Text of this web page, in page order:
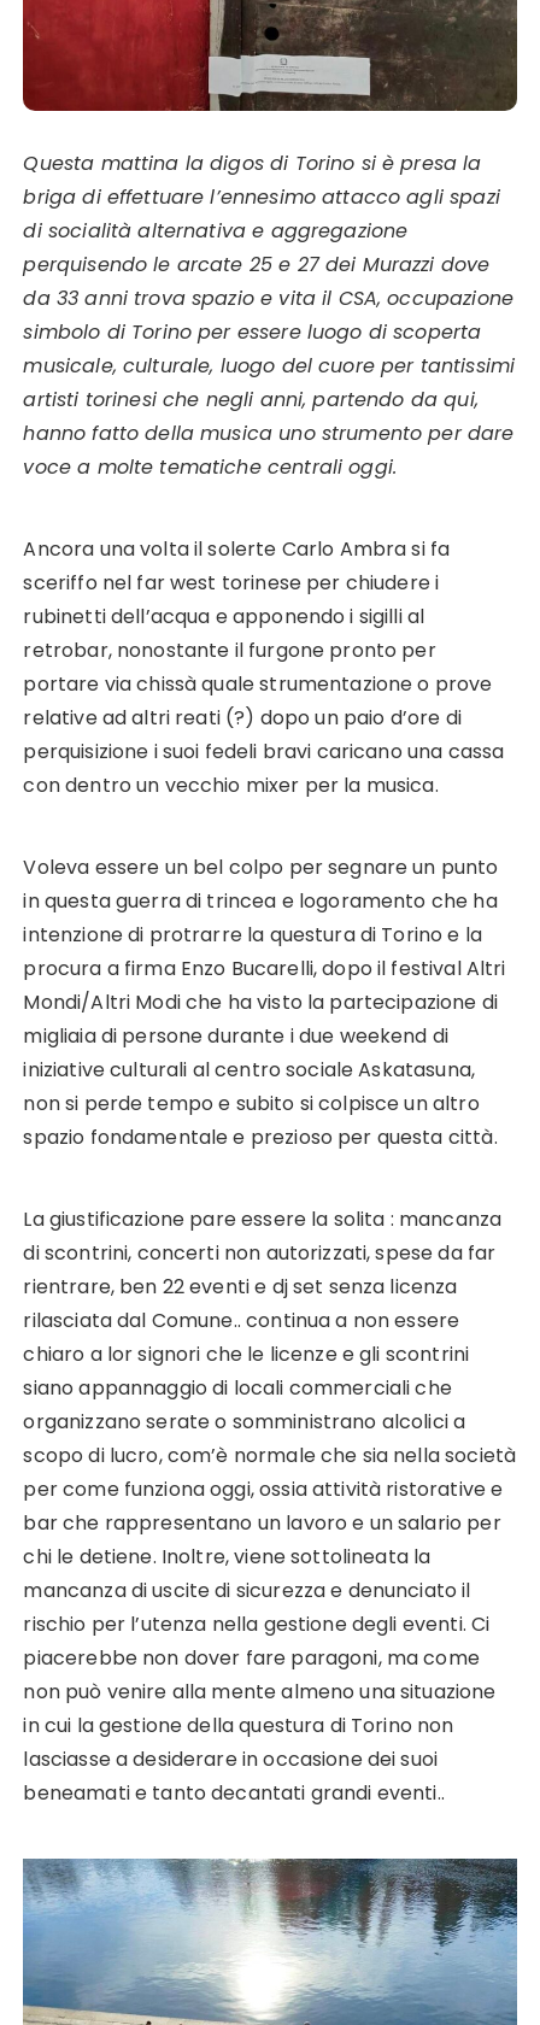
Questa mattina la digos di Torino si è presa la
briga di effettuare l’ennesimo attacco agli spazi
di socialità alternativa e aggregazione
perquisendo le arcate 25 e 27 dei Murazzi dove
da 33 anni trova spazio e vita il CSA, occupazione
simbolo di Torino per essere luogo di scoperta
musicale, culturale, luogo del cuore per tantissimi
artisti torinesi che negli anni, partendo da qui,
hanno fatto della musica uno strumento per dare
voce a molte tematiche centrali oggi.
Ancora una volta il solerte Carlo Ambra si fa
sceriffo nel far west torinese per chiudere i
rubinetti dell’acqua e apponendo i sigilli al
retrobar, nonostante il furgone pronto per
portare via chissà quale strumentazione o prove
relative ad altri reati (?) dopo un paio d’ore di
perquisizione i suoi fedeli bravi caricano una cassa
con dentro un vecchio mixer per la musica.
Voleva essere un bel colpo per segnare un punto
in questa guerra di trincea e logoramento che ha
intenzione di protrarre la questura di Torino e la
procura a firma Enzo Bucarelli, dopo il festival Altri
Mondi/Altri Modi che ha visto la partecipazione di
migliaia di persone durante i due weekend di
iniziative culturali al centro sociale Askatasuna,
non si perde tempo e subito si colpisce un altro
spazio fondamentale e prezioso per questa città.
La giustificazione pare essere la solita : mancanza
di scontrini, concerti non autorizzati, spese da far
rientrare, ben 22 eventi e dj set senza licenza
rilasciata dal Comune.. continua a non essere
chiaro a lor signori che le licenze e gli scontrini
siano appannaggio di locali commerciali che
organizzano serate o somministrano alcolici a
scopo di lucro, com’è normale che sia nella società
per come funziona oggi, ossia attività ristorative e
bar che rappresentano un lavoro e un salario per
chi le detiene. Inoltre, viene sottolineata la
mancanza di uscite di sicurezza e denunciato il
rischio per l’utenza nella gestione degli eventi. Ci
piacerebbe non dover fare paragoni, ma come
non può venire alla mente almeno una situazione
in cui la gestione della questura di Torino non
lasciasse a desiderare in occasione dei suoi
beneamati e tanto decantati grandi eventi..